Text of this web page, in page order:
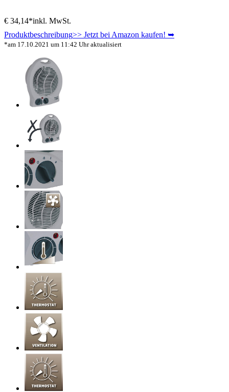
€ 34,14*inkl. MwSt.
Produktbeschreibung>> Jetzt bei Amazon kaufen! ➥
*am 17.10.2021 um 11:42 Uhr aktualisiert